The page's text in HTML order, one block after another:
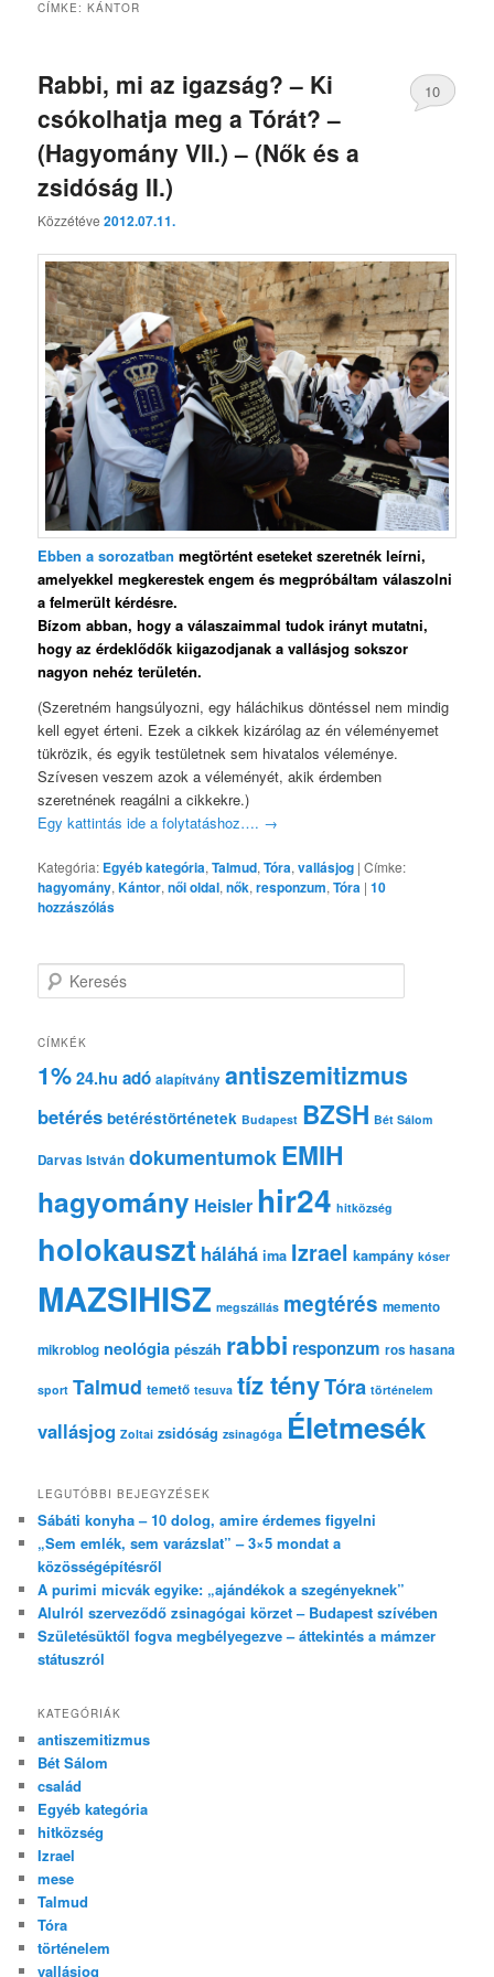
CÍMKE:KÁNTOR
Rabbi, mi az igazság? – Ki
csókolhatja meg a Tórát? –
(Hagyomány VII.) – (Nők és a
zsidóság II.)
Közzétéve2012.07.11.
10
Ebben a sorozatbanmegtörtént eseteket szeretnék leírni,
amelyekkel megkerestek engem és megpróbáltam válaszolni
a felmerült kérdésre.
Bízom abban, hogy a válaszaimmal tudok irányt mutatni,
hogy az érdeklődők kiigazodjanak a vallásjog sokszor
nagyon nehéz területén.
(Szeretném hangsúlyozni, egy háláchikus döntéssel nem mindig
kell egyet érteni. Ezek a cikkek kizárólag az én véleményemet
tükrözik, és egyik testületnek sem hivatalos véleménye.
Szívesen veszem azok a véleményét, akik érdemben
szeretnének reagálni a cikkekre.)
Egy kattintás ide a folytatáshoz…. →
Kategória: Egyéb kategória,Talmud,Tóra,vallásjog |Címke:
hagyomány,Kántor,női oldal,nők,responzum,Tóra |10
hozzászólás
e
e
é
CÍMKÉK
1% 24.hu adó alapítvány antiszemitizmus
betérés betéréstörténetek Budapest BZSH Bét Sálom
Darvas István dokumentumok EMIH
hagyomány Heisler hir24 hitközség
holokauszt háláhá ima Izrael kampány kóser
MAZSIHISZ megszállás megtérés memento
mikroblog neológia pészáh rabbi responzum ros hasana
sport Talmud temető tesuva tíz tényTóra történelem
vallásjog Zoltai zsidóság zsinagóga Életmesék
LEGUTÓBBI BEJEGYZÉSEK
Sábáti konyha – 10 dolog, amire érdemes figyelni
„Sem emlék, sem varázslat” – 3×5 mondat a
közösségépítésről
A purimi micvák egyike: „ajándékok a szegényeknek”
Alulról szerveződő zsinagógai körzet – Budapest szívében
Születésüktől fogva megbélyegezve – áttekintés a mámzer
státuszról
KATEGÓRIÁK
antiszemitizmus
Bét Sálom
család
Egyéb kategória
hitközség
Izrael
mese
Talmud
Tóra
történelem
vallásjog